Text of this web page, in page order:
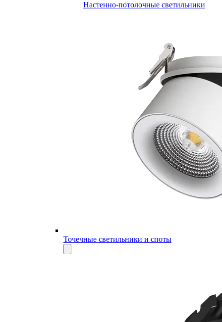
Настенно-потолочные светильники
Точечные светильники и споты